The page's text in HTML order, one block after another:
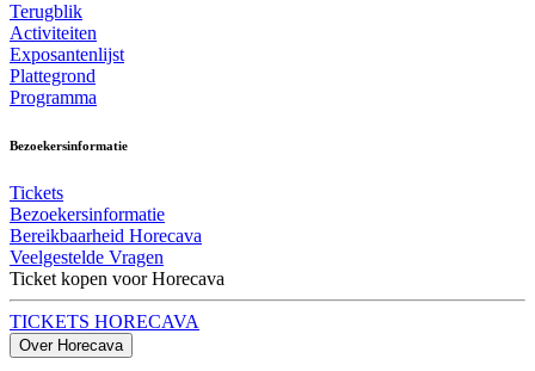
Terugblik
Activiteiten
Exposantenlijst
Plattegrond
Programma
Bezoekersinformatie
Tickets
Bezoekersinformatie
Bereikbaarheid Horecava
Veelgestelde Vragen
Ticket kopen voor Horecava
TICKETS HORECAVA
Over Horecava